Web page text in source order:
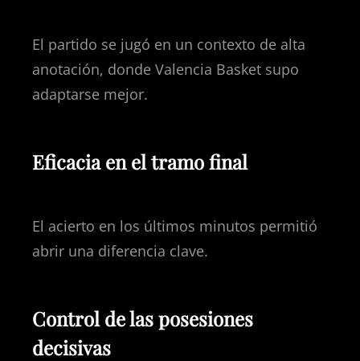
El partido se jugó en un contexto de alta
anotación, donde Valencia Basket supo
adaptarse mejor.
Eficacia en el tramo final
El acierto en los últimos minutos permitió
abrir una diferencia clave.
Control de las posesiones
decisivas